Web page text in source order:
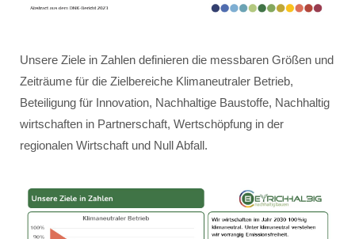
Unsere Ziele in Zahlen definieren die messbaren Größen und
Zeiträume für die Zielbereiche Klimaneutraler Betrieb,
Beteiligung für Innovation, Nachhaltige Baustoffe, Nachhaltig
wirtschaften in Partnerschaft, Wertschöpfung in der
regionalen Wirtschaft und Null Abfall.